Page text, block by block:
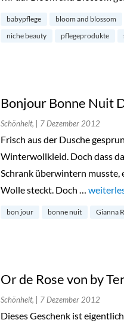
babypflege bloom and blossom
niche beauty
pflegeprodukte
Bonjour Bonne Nuit
Schönheit, | 7 Dezember 2012
Frisch aus der Dusche
Winterwollkleid. Doch dass
Schrank überwintern musste,
Wolle steckt. Doch …
bon jour bonne nuit Gianna
Or de Rose von by
Schönheit, | 7 Dezember 2012
Dieses Geschenk ist